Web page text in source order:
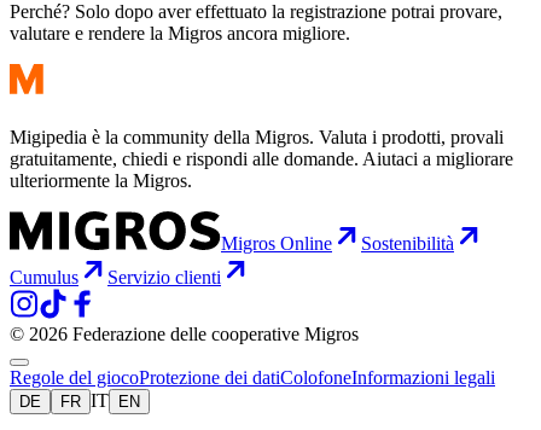
Perché? Solo dopo aver effettuato la registrazione potrai provare,
valutare e rendere la Migros ancora migliore.
Migipedia è la community della Migros. Valuta i prodotti, provali
gratuitamente, chiedi e rispondi alle domande. Aiutaci a migliorare
ulteriormente la Migros.
Migros Online
Sostenibilità
Cumulus
Servizio clienti
© 2026 Federazione delle cooperative Migros
Regole del giocoProtezione dei datiColofoneInformazioni legali
DE FR IT EN